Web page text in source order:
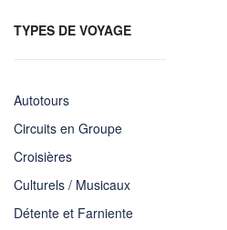
TYPES DE VOYAGE
Autotours
Circuits en Groupe
Croisières
Culturels / Musicaux
Détente et Farniente